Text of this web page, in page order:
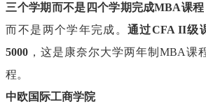
三个学期而不是四个学期完成MBA课程
而不是两个学年完成。 通过CFA II级
5000 ，这是康奈尔大学两年制MBA课
程。
中欧国际工商学院